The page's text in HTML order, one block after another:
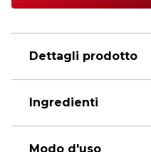
Dettagli prodotto
Ingredienti
Modo d'uso